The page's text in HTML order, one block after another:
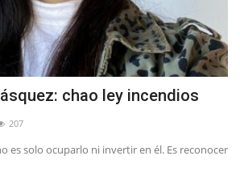
chao ley incendios
207
es solo ocuparlo ni invertir en él. Es reconocer